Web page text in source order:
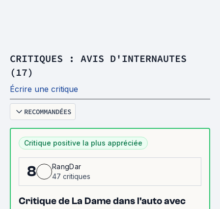
CRITIQUES : AVIS D'INTERNAUTES
(17)
Écrire une critique
RECOMMANDÉES
Critique positive la plus appréciée
8
RangDar
47 critiques
Critique de La Dame dans l'auto avec